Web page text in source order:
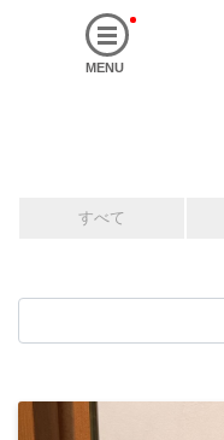
MENU
すべて